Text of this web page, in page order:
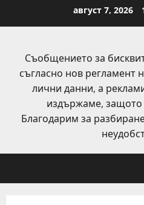
август 7, 2026
Съобщението за
съгласно нов регламент
лични данни, а
издържаме,
Благодарим за